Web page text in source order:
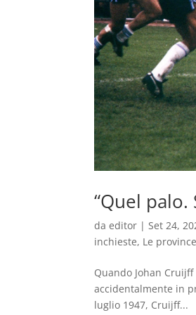
“Quel
daeditor |Set 24,
inchieste, Le
Quando Johan
accidentalmente in
luglio 1947, Cruijff...